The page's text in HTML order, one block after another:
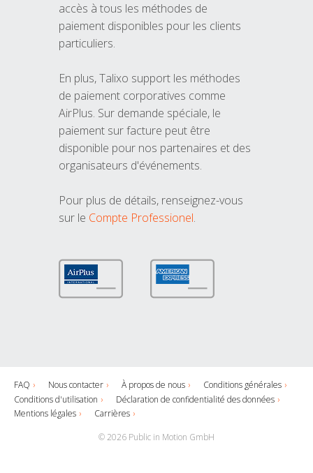
accès à tous les méthodes de
paiement disponibles pour les clients
particuliers.
En plus, Talixo support les méthodes
de paiement corporatives comme
AirPlus. Sur demande spéciale, le
paiement sur facture peut être
disponible pour nos partenaires et des
organisateurs d'événements.
Pour plus de détails, renseignez-vous
sur le Compte Professionel.
FAQ Nous contacter À propos de nous
Conditions générales
Conditions d'utilisation
Déclaration de confidentialité des données
Mentions légales
Carrières
© 2026 Public in Motion GmbH